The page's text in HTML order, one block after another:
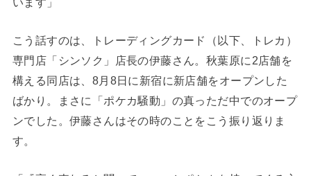
こう話すのは、トレーディングカード（以下、トレカ）
専門店「シンソク」店長の伊藤さん。秋葉原に2店舗を
構える同店は、8月8日に新宿に新店舗をオープンした
ばかり。まさに「ポケカ騒動」の真っただ中でのオープ
ンでした。伊藤さんはその時のことをこう振り返りま
す。